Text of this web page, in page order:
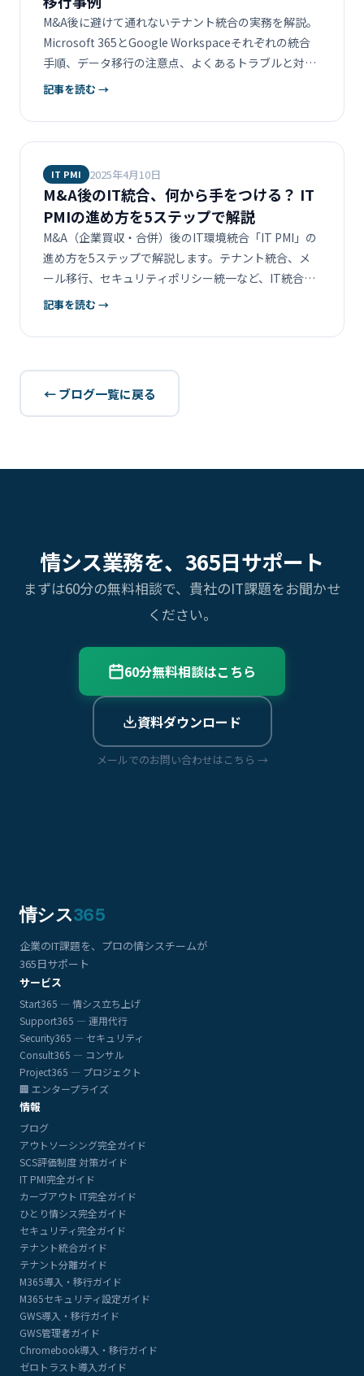
M&A後に避けて通れないテナント統合の実務を解説。
Microsoft 365とGoogle Workspaceそれぞれの統合
手順、データ移行の注意点、よくあるトラブルと対策
をまとめます。
記事を読む →
IT PMI 2025年4月10日
M&A後のIT統合、何から手をつける？ IT
PMIの進め方を5ステップで解説
M&A（企業買収・合併）後のIT環境統合「IT PMI」の
進め方を5ステップで解説します。テナント統合、メ
ール移行、セキュリティポリシー統一など、IT統合プ
ロジェクトの全体像が分かります。
記事を読む →
← ブログ一覧に戻る
情シス業務を、365日サポート
まずは60分の無料相談で、貴社のIT課題をお聞かせ
ください。
60分無料相談はこちら
資料ダウンロード
メールでのお問い合わせはこちら →
情シス365
企業のIT課題を、プロの情シスチームが
365日サポート
サービス
Start365 — 情シス立ち上げ
Support365 — 運用代行
Security365 — セキュリティ
Consult365 — コンサル
Project365 — プロジェクト
🏢 エンタープライズ
情報
ブログ
アウトソーシング完全ガイド
SCS評価制度 対策ガイド
IT PMI完全ガイド
カーブアウト IT完全ガイド
ひとり情シス完全ガイド
セキュリティ完全ガイド
テナント統合ガイド
テナント分離ガイド
M365導入・移行ガイド
M365セキュリティ設定ガイド
GWS導入・移行ガイド
GWS管理者ガイド
Chromebook導入・移行ガイド
ゼロトラスト導入ガイド